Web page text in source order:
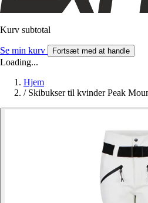
Kurv subtotal
Se min kurv Fortsæt med at handle
Loading...
Hjem
/ Skibukser til kvinder Peak